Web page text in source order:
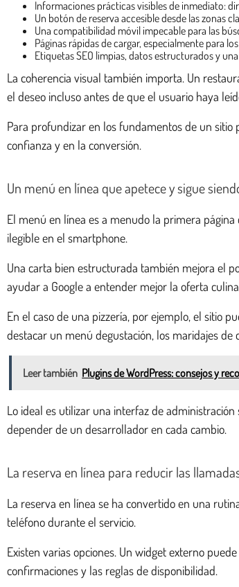
Informaciones prácticas visibles de inmediato:
Un botón de reserva accesible desde las zonas
Una compatibilidad móvil impecable para las
Páginas rápidas de cargar, especialmente para
Etiquetas SEO limpias, datos estructurados y
La coherencia visual también importa. Un
el deseo incluso antes de que el usuario haya
Para profundizar en los fundamentos de un sitio
confianza y en la conversión.
Un menú en línea que apetece y sigue
El menú en línea es a menudo la primera
ilegible en el smartphone.
Una carta bien estructurada también mejora el
ayudar a Google a entender mejor la oferta
En el caso de una pizzería, por ejemplo, el sitio
destacar un menú degustación, los maridajes
Leer también Plugins de WordPress: consejos y
Lo ideal es utilizar una interfaz de
depender de un desarrollador en cada cambio.
La reserva en línea para reducir las
La reserva en línea se ha convertido en una
teléfono durante el servicio.
Existen varias opciones. Un widget externo
confirmaciones y las reglas de disponibilidad.